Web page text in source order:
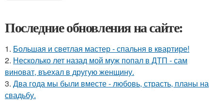
Последние обновления на сайте:
1. Большая и светлая мастер - спальня в квартире!
2. Несколько лет назад мой муж попал в ДТП - сам
виноват, въехал в другую женщину.
3. Два года мы были вместе - любовь, страсть, планы на
свадьбу.